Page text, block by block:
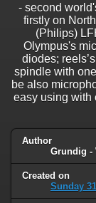
- second
firstly on
(Philips)
Olympus's
diodes;
spindle with
be also
easy using with
Author
Grundig -
Created on
Sunday